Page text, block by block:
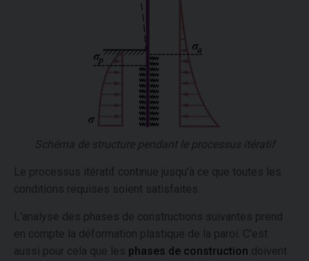
Schéma de structure pendant le processus itératif
Le processus itératif continue jusqu'à ce que toutes les
conditions requises soient satisfaites.
L'analyse des phases de constructions suivantes prend
en compte la déformation plastique de la paroi. C'est
aussi pour cela que les phases de construction doivent